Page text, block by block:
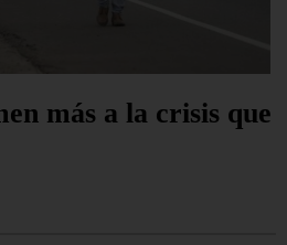
más a la crisis que